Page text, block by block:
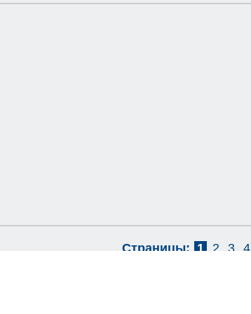
Страницы: 1 2 3 4